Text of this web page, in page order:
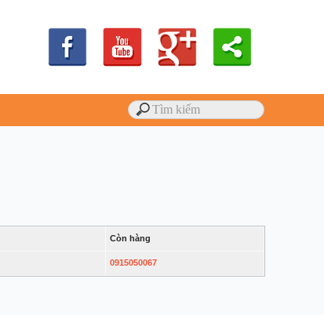
Còn hàng
0915050067